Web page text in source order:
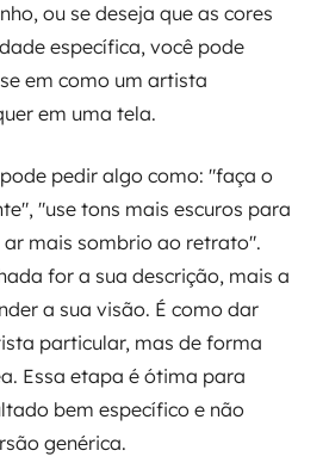
ou se deseja que as cores
específica, você pode
em como um artista
em uma tela.
pedir algo como: "faça o
"use tons mais escuros para
mais sombrio ao retrato".
for a sua descrição, mais a
a sua visão. É como dar
particular, mas de forma
Essa etapa é ótima para
bem específico e não
genérica.